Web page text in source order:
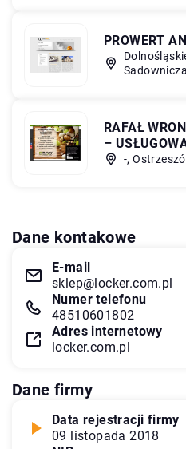
PROWERT
RAFAŁ
–
-,
Dane kontakowe
E-mail
sklep@locker.com.pl
Numer telefonu
48510601802
Adres internetowy
locker.com.pl
Dane firmy
Data rejestracji firmy
09 listopada 2018